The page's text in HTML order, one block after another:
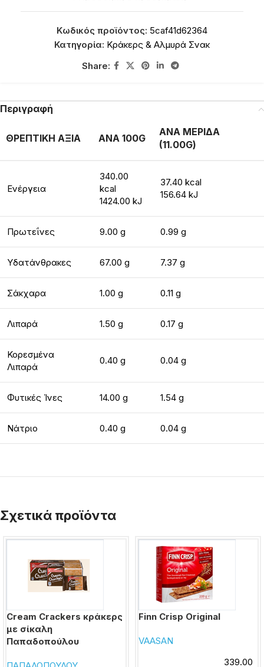
Κωδικός προϊόντος: 5caf41d62364
Κατηγορία: Κράκερς & Αλμυρά Σνακ
Share:
Περιγραφή
ΘΡΕΠΤΙΚΗ ΑΞΙΑ ΑΝΑ 100G
ΑΝΑ ΜΕΡΙΔΑ
(11.00G)
Ενέργεια
340.00
kcal
1424.00 kJ
37.40 kcal
156.64 kJ
Πρωτεΐνες 9.00 g 0.99 g
Υδατάνθρακες 67.00 g 7.37 g
Σάκχαρα 1.00 g 0.11 g
Λιπαρά 1.50 g 0.17 g
Κορεσμένα
Λιπαρά
0.40 g 0.04 g
Φυτικές Ίνες 14.00 g 1.54 g
Νάτριο 0.40 g 0.04 g
Σχετικά προϊόντα
Cream Crackers κράκερς
με σίκαλη
Παπαδοπούλου
Finn Crisp Original
VAASAN
339.00